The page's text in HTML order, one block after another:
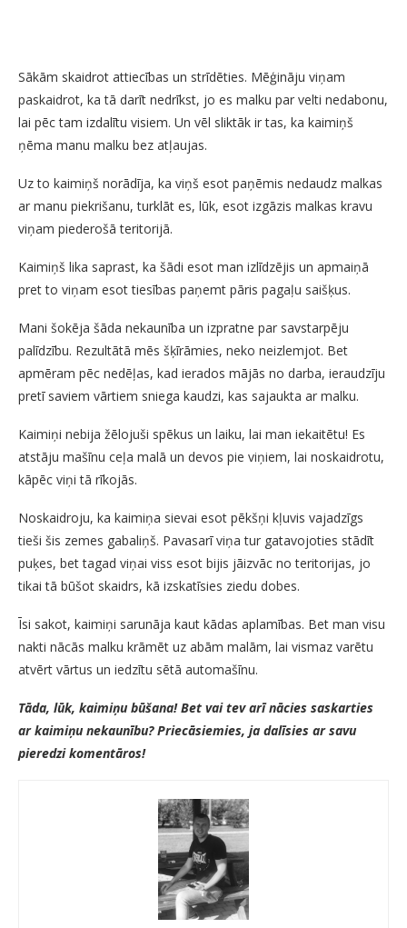
Sākām skaidrot attiecības un strīdēties. Mēģināju viņam
paskaidrot, ka tā darīt nedrīkst, jo es malku par velti nedabonu,
lai pēc tam izdalītu visiem. Un vēl sliktāk ir tas, ka kaimiņš
ņēma manu malku bez atļaujas.
Uz to kaimiņš norādīja, ka viņš esot paņēmis nedaudz malkas
ar manu piekrišanu, turklāt es, lūk, esot izgāzis malkas kravu
viņam piederošā teritorijā.
Kaimiņš lika saprast, ka šādi esot man izlīdzējis un apmaiņā
pret to viņam esot tiesības paņemt pāris pagaļu saišķus.
Mani šokēja šāda nekaunība un izpratne par savstarpēju
palīdzību. Rezultātā mēs šķīrāmies, neko neizlemjot. Bet
apmēram pēc nedēļas, kad ierados mājās no darba, ieraudzīju
pretī saviem vārtiem sniega kaudzi, kas sajaukta ar malku.
Kaimiņi nebija žēlojuši spēkus un laiku, lai man iekaitētu! Es
atstāju mašīnu ceļa malā un devos pie viņiem, lai noskaidrotu,
kāpēc viņi tā rīkojās.
Noskaidroju, ka kaimiņa sievai esot pēkšņi kļuvis vajadzīgs
tieši šis zemes gabaliņš. Pavasarī viņa tur gatavojoties stādīt
puķes, bet tagad viņai viss esot bijis jāizvāc no teritorijas, jo
tikai tā būšot skaidrs, kā izskatīsies ziedu dobes.
Īsi sakot, kaimiņi sarunāja kaut kādas aplamības. Bet man visu
nakti nācās malku krāmēt uz abām malām, lai vismaz varētu
atvērt vārtus un iedzītu sētā automašīnu.
Tāda, lūk, kaimiņu būšana! Bet vai tev arī nācies saskarties
ar kaimiņu nekaunību? Priecāsiemies, ja dalīsies ar savu
pieredzi komentāros!